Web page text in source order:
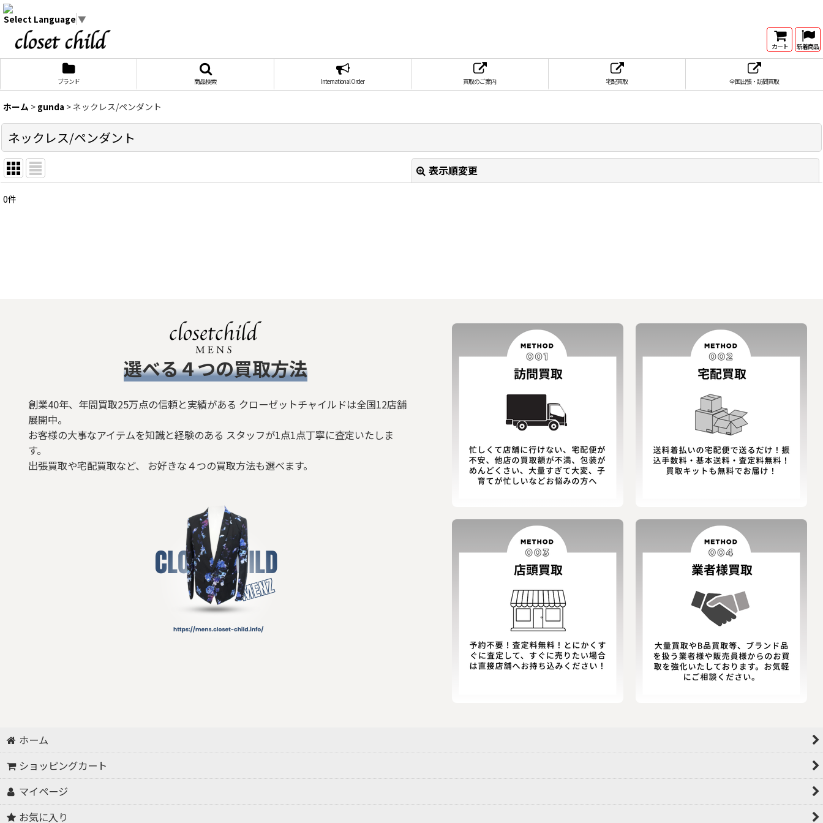
Select Language ▼
カート 新着商品
ブランド 商品検索 International Order 買取のご案内 宅配買取 全国出張・訪問買取
ホーム > gunda > ネックレス/ペンダント
ネックレス/ペンダント
表示順変更
表示数
0件
​選べる４つの買取方法
創業40年、年間買取25万点の信頼と実績がある クローゼットチャイルドは全国12店舗
展開中。
お客様の大事なアイテムを知識と経験のある スタッフが1点1点丁寧に査定いたしま
す。
出張買取や宅配買取など、 お好きな４つの買取方法も選べます。
ホーム
ショッピングカート
マイページ
お気に入り